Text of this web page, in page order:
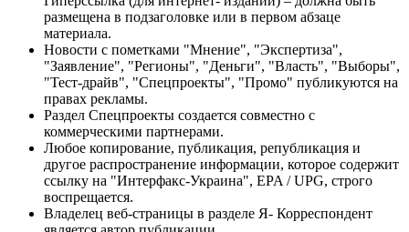
размещена в подзаголовке или в первом абзаце
материала.
Новости с пометками "Мнение", "Экспертиза",
"Заявление", "Регионы", "Деньги", "Власть", "Выборы",
"Тест-драйв", "Спецпроекты", "Промо" публикуются на
правах рекламы.
Раздел Спецпроекты создается совместно с
коммерческими партнерами.
Любое копирование, публикация, републикация и
другое распространение информации, которое содержит
ссылку на "Интерфакс-Украина", EPA / UPG, строго
воспрещается.
Владелец веб-страницы в разделе Я- Корреспондент